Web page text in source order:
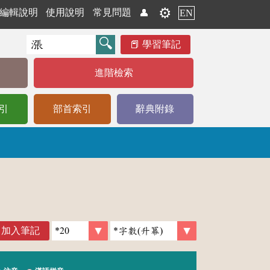
編輯說明 使用說明 常見問題 👤 ⚙️ EN
學習筆記
進階檢索
部首索引 辭典附錄
加入筆記